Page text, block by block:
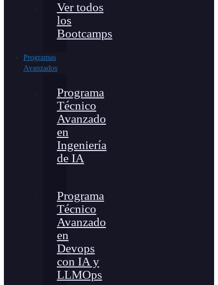
Ver todos
los
Bootcamps
Programas
Avanzados
Programa
Técnico
Avanzado
en
Ingeniería
de IA
Programa
Técnico
Avanzado
en
Devops
con IA y
LLMOps